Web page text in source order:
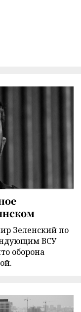
Зеленский по
ВСУ
оборона